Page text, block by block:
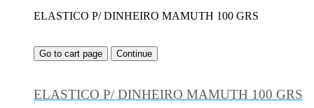
ELASTICO P/ DINHEIRO MAMUTH 100 GRS
Go to cart page Continue
ELASTICO P/ DINHEIRO MAMUTH 100 GRS